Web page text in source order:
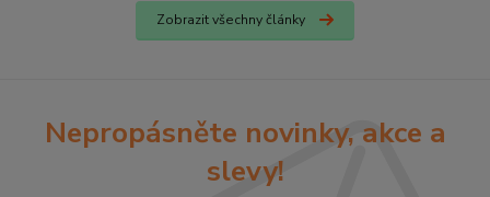
Zobrazit všechny články
Nepropásněte novinky, akce a
slevy!